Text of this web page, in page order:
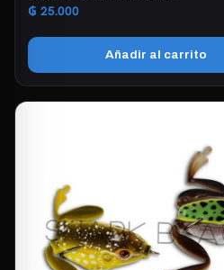
₲ 25.000
Añadir al carrito